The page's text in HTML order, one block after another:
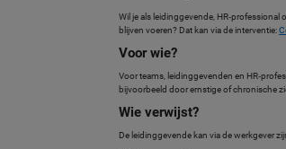
Wil je als leidinggevende,
blijven voeren? Dat kan via de interventie:
Voor wie?
Voor teams, leidinggevenden en
bijvoorbeeld door ernstige of chronische
Wie verwijst?
De leidinggevende kan via de werkgever